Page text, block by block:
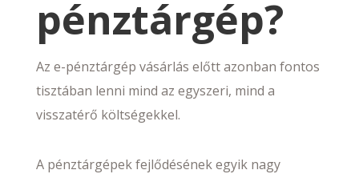
pénztárgép?
Az e-pénztárgép vásárlás előtt azonban fontos
tisztában lenni mind az egyszeri, mind a
visszatérő költségekkel.
A pénztárgépek fejlődésének egyik nagy